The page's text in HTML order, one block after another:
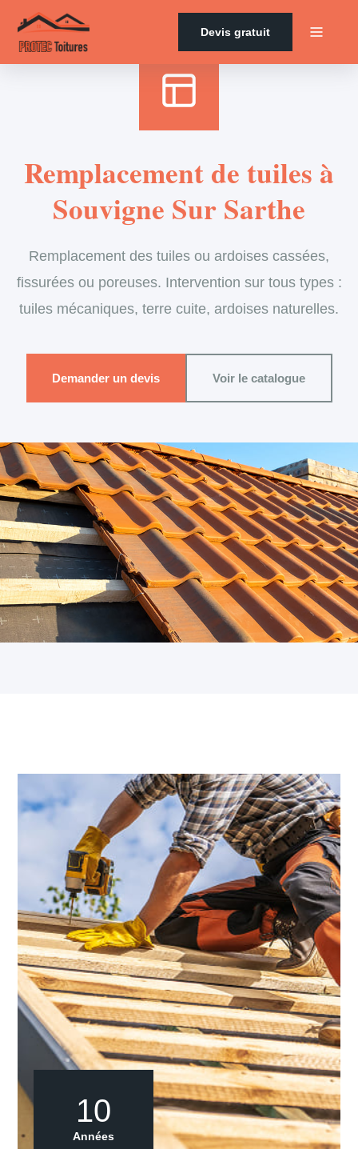
Devis gratuit
Remplacement de tuiles à
Souvigne Sur Sarthe
Remplacement des tuiles ou ardoises cassées,
fissurées ou poreuses. Intervention sur tous types :
tuiles mécaniques, terre cuite, ardoises naturelles.
Demander un devis Voir le catalogue
10
Années